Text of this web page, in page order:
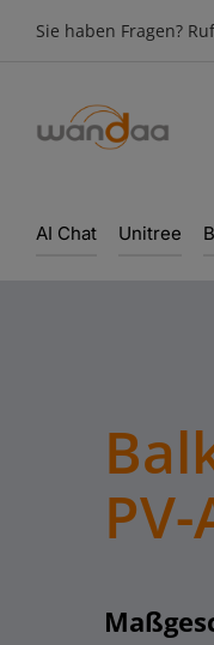
Sie haben Fragen?
AI Chat Unitree